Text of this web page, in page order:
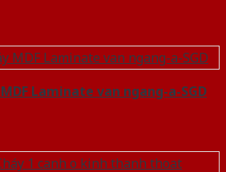
Laminate van ngang-a-SGD